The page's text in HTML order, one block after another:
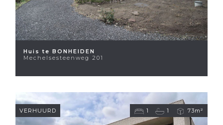
Huis te BONHEIDEN
Mechelsesteenweg 201
1 1 73m²
VERHUURD